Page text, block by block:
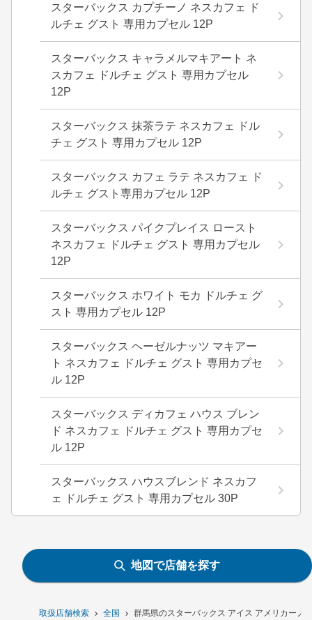
取扱店舗検索 全国 群馬県のスターバックス アイス アメリカーノ
スターバックス カプチーノ ネスカフェ ド
ルチェ グスト 専用カプセル 12P
スターバックス キャラメルマキアート ネ
スカフェ ドルチェ グスト 専用カプセル
12P
スターバックス 抹茶ラテ ネスカフェ ドル
チェ グスト 専用カプセル 12P
スターバックス カフェ ラテ ネスカフェ ド
ルチェ グスト専用カプセル 12P
スターバックス パイクプレイス ロースト
ネスカフェ ドルチェ グスト 専用カプセル
12P
スターバックス ホワイト モカ ドルチェ グ
スト 専用カプセル 12P
スターバックス ヘーゼルナッツ マキアー
ト ネスカフェ ドルチェ グスト 専用カプセ
ル 12P
スターバックス ディカフェ ハウス ブレン
ド ネスカフェ ドルチェ グスト 専用カプセ
ル 12P
スターバックス ハウスブレンド ネスカフ
ェ ドルチェ グスト 専用カプセル 30P
地図で店舗を探す